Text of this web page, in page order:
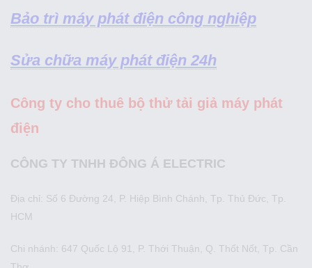
Bảo trì máy phát điện công nghiệp
Sửa chữa máy phát điện 24h
Công ty cho thuê bộ thử tải giả máy phát
điện
CÔNG TY TNHH ĐÔNG Á ELECTRIC
Địa chỉ: Số 6 Đường 24, P. Hiệp Bình Chánh, Tp. Thủ Đức, Tp.
HCM
Chi nhánh: 647 Quốc Lộ 91, P. Thới Thuận, Q. Thốt Nốt, Tp. Cần